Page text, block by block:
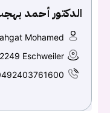
الدكتور أحمد
Mohamed
Eschweiler